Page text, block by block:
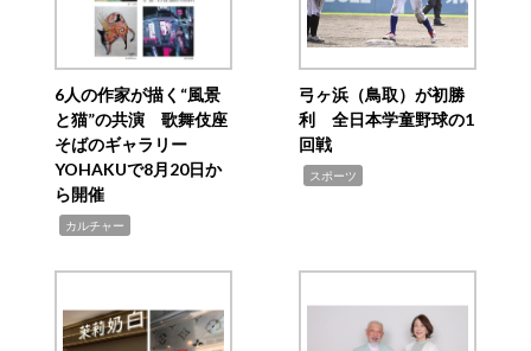
6人の作家が描く“風景
と猫”の共演 歌舞伎座
そばのギャラリー
YOHAKUで8月20日か
ら開催
カルチャー
弓ヶ浜（鳥取）が初勝
利 全日本学童野球の1
回戦
スポーツ